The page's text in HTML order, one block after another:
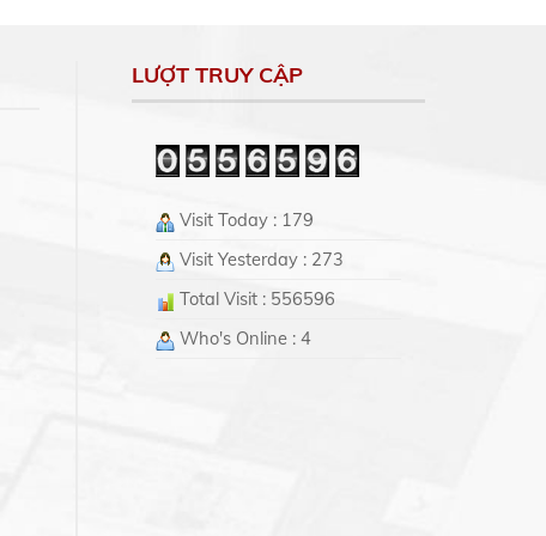
LƯỢT TRUY CẬP
Visit Today : 179
Visit Yesterday : 273
Total Visit : 556596
Who's Online : 4